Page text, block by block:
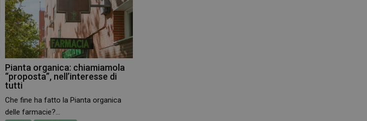
Pianta organica: chiamiamola
“proposta”, nell’interesse di
tutti
Che fine ha fatto la Pianta organica
delle farmacie?...